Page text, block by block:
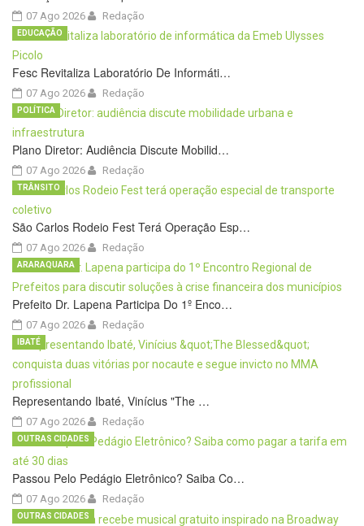
07 Ago 2026 Redação
Fesc Revitaliza Laboratório De Informáti…
07 Ago 2026
EDUCAÇÃO
Redação
Plano Diretor: Audiência Discute Mobilid…
07 Ago 2026
POLÍTICA
Redação
São Carlos Rodeio Fest Terá Operação Esp…
07 Ago 2026
TRÂNSITO
Redação
Prefeito Dr. Lapena Participa Do 1º Enco…
07 Ago 2026
ARARAQUARA
Redação
Representando Ibaté, Vinícius "The …
07 Ago 2026
IBATÉ
Redação
Passou Pelo Pedágio Eletrônico? Saiba Co…
07 Ago 2026
OUTRAS CIDADES
Redação
OUTRAS CIDADES